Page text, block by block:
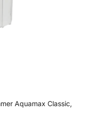
Aquamax Classic,